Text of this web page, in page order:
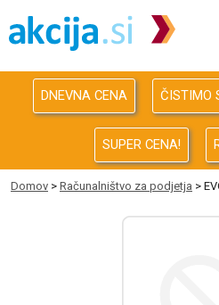
Gaming
Odprodaja
Računalništvo
Računalništvo za podjetja
DNEVNA CENA ČISTIMO
SUPER CENA!
Domov > Računalništvo za podjetja >